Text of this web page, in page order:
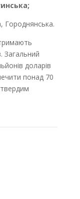
Городнянська.
Загальний
доларів
понад 70